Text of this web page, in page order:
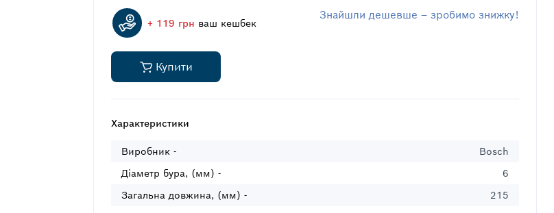
+ 119 грн ваш кешбек
Знайшли дешевше – зробимо знижку!
Купити
Характеристики
Виробник -
Bosch
Діаметр бура, (мм) -
6
Загальна довжина, (мм) -
215